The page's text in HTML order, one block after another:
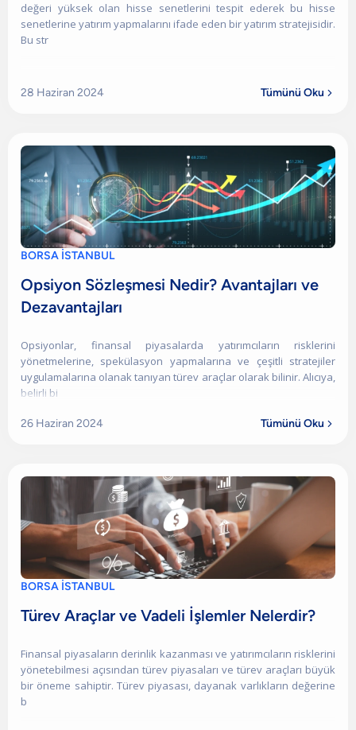
değeri yüksek olan hisse senetlerini tespit ederek bu hisse
senetlerine yatırım yapmalarını ifade eden bir yatırım stratejisidir.
Bu str
28 Haziran 2024 Tümünü Oku 
BORSA İSTANBUL
Opsiyon Sözleşmesi Nedir? Avantajları ve
Dezavantajları
Opsiyonlar, finansal piyasalarda yatırımcıların risklerini
yönetmelerine, spekülasyon yapmalarına ve çeşitli stratejiler
uygulamalarına olanak tanıyan türev araçlar olarak bilinir. Alıcıya,
belirli bi
26 Haziran 2024 Tümünü Oku 
BORSA İSTANBUL
Türev Araçlar ve Vadeli İşlemler Nelerdir?
Finansal piyasaların derinlik kazanması ve yatırımcıların risklerini
yönetebilmesi açısından türev piyasaları ve türev araçları büyük
bir öneme sahiptir. Türev piyasası, dayanak varlıkların değerine
b